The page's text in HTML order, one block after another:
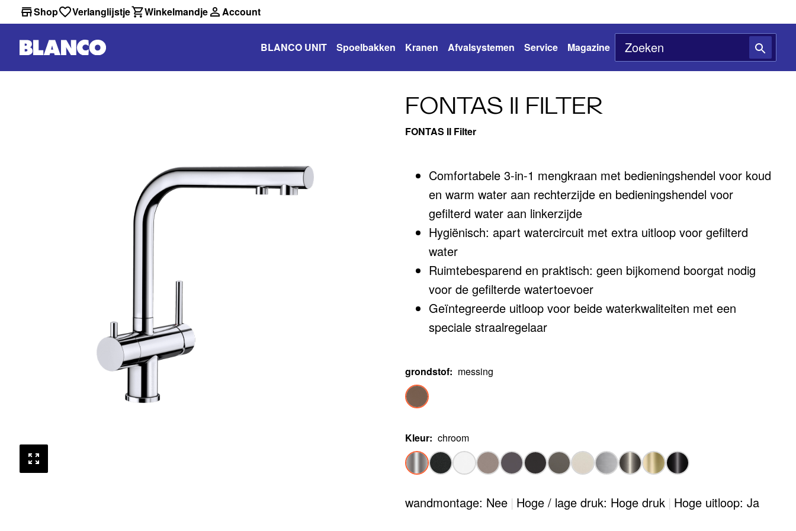
Shop Verlanglijstje Winkelmandje Account
BLANCO UNIT Spoelbakken Kranen Afvalsystemen Service Magazine
FONTAS II FILTER
FONTAS II Filter
Comfortabele 3-in-1 mengkraan met bedieningshendel voor koud
en warm water aan rechterzijde en bedieningshendel voor
gefilterd water aan linkerzijde
Hygiënisch: apart watercircuit met extra uitloop voor gefilterd
water
Ruimtebesparend en praktisch: geen bijkomend boorgat nodig
voor de gefilterde watertoevoer
Geïntegreerde uitloop voor beide waterkwaliteiten met een
speciale straalregelaar
Moet worden geïnstalleerd in combinatie met een
grondstof: messing
Kleur: chroom
wandmontage: Nee | Hoge / lage druk: Hoge druk | Hoge uitloop: Ja